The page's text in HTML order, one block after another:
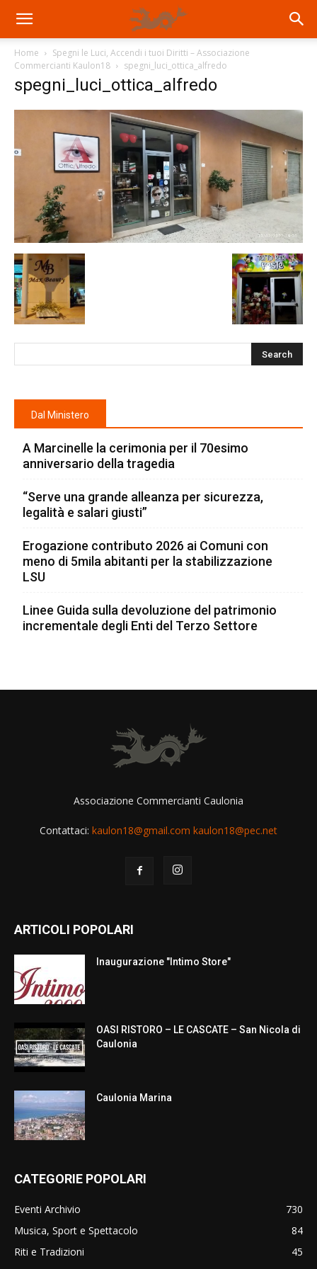
Home
Spegni le Luci, Accendi i tuoi Diritti – Associazione
Commercianti Kaulon18
spegni_luci_ottica_alfredo
spegni_luci_ottica_alfredo
Dal Ministero
A Marcinelle la cerimonia per il 70esimo
anniversario della tragedia
“Serve una grande alleanza per sicurezza,
legalità e salari giusti”
Erogazione contributo 2026 ai Comuni con
meno di 5mila abitanti per la stabilizzazione
LSU
Linee Guida sulla devoluzione del patrimonio
incrementale degli Enti del Terzo Settore
Associazione Commercianti Caulonia
Contattaci: kaulon18@gmail.com kaulon18@pec.net
ARTICOLI POPOLARI
Inaugurazione "Intimo Store"
OASI RISTORO – LE CASCATE – San Nicola di
Caulonia
Caulonia Marina
CATEGORIE POPOLARI
Eventi Archivio
730
Musica, Sport e Spettacolo
84
Riti e Tradizioni
45